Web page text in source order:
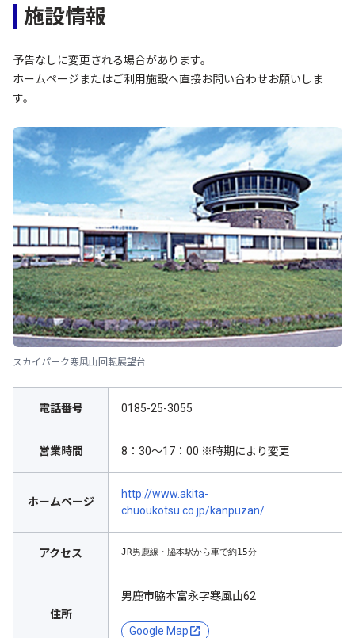
施設情報
予告なしに変更される場合があります。
ホームページまたはご利用施設へ直接お問い合わせお願いしま
す。
スカイパーク寒風山回転展望台
電話番号 0185-25-3055
営業時間 8：30～17：00 ※時期により変更
ホームページ
http://www.akita-
chuoukotsu.co.jp/kanpuzan/
アクセス JR男鹿線・脇本駅から車で約15分
住所
男鹿市脇本富永字寒風山62
Google Map